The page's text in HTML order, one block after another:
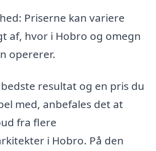
Priserne kan variere
af, hvor i Hobro og omegn
opererer.
resultat og en pris du
med, anbefales det at
fra flere
i Hobro. På den